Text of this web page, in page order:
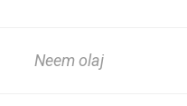
Neem olaj